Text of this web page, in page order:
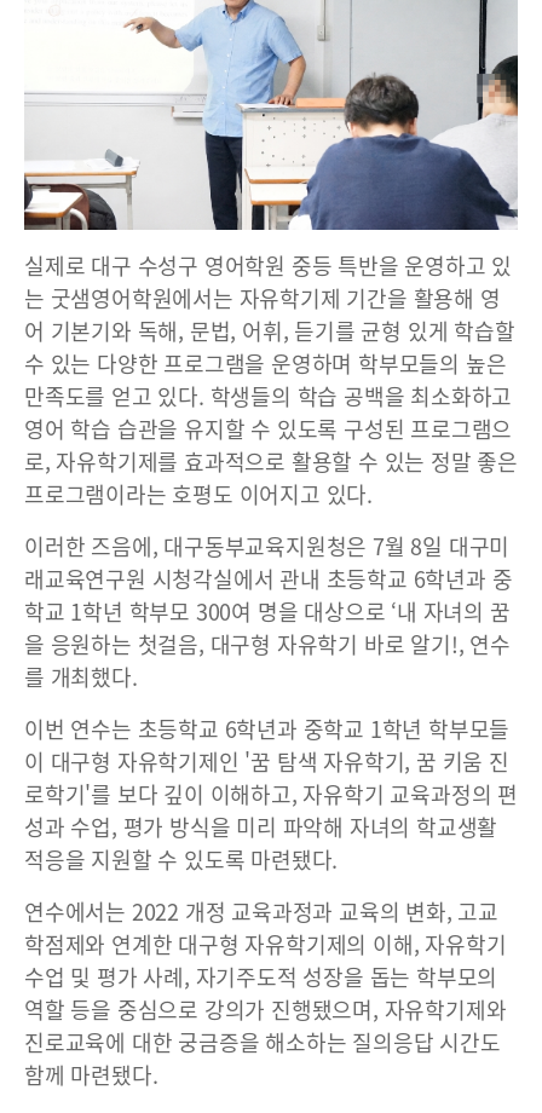
실제로 대구 수성구 영어학원 중등 특반을 운영하고 있
는 굿샘영어학원에서는 자유학기제 기간을 활용해 영
어 기본기와 독해, 문법, 어휘, 듣기를 균형 있게 학습할
수 있는 다양한 프로그램을 운영하며 학부모들의 높은
만족도를 얻고 있다. 학생들의 학습 공백을 최소화하고
영어 학습 습관을 유지할 수 있도록 구성된 프로그램으
로, 자유학기제를 효과적으로 활용할 수 있는 정말 좋은
프로그램이라는 호평도 이어지고 있다.
이러한 즈음에, 대구동부교육지원청은 7월 8일 대구미
래교육연구원 시청각실에서 관내 초등학교 6학년과 중
학교 1학년 학부모 300여 명을 대상으로 ‘내 자녀의 꿈
을 응원하는 첫걸음, 대구형 자유학기 바로 알기!, 연수
를 개최했다.
이번 연수는 초등학교 6학년과 중학교 1학년 학부모들
이 대구형 자유학기제인 '꿈 탐색 자유학기, 꿈 키움 진
로학기'를 보다 깊이 이해하고, 자유학기 교육과정의 편
성과 수업, 평가 방식을 미리 파악해 자녀의 학교생활
적응을 지원할 수 있도록 마련됐다.
연수에서는 2022 개정 교육과정과 교육의 변화, 고교
학점제와 연계한 대구형 자유학기제의 이해, 자유학기
수업 및 평가 사례, 자기주도적 성장을 돕는 학부모의
역할 등을 중심으로 강의가 진행됐으며, 자유학기제와
진로교육에 대한 궁금증을 해소하는 질의응답 시간도
함께 마련됐다.